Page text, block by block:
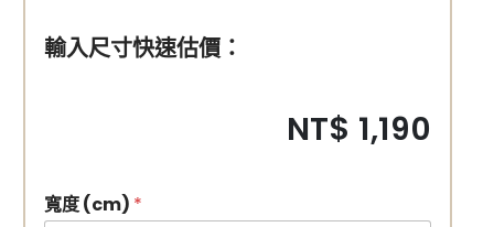
輸入尺寸快速估價：
NT$ 1,190
寬度 (cm) *